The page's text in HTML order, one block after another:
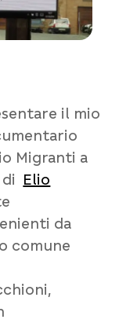
il mio
Migranti a
Elio
da
comune
,